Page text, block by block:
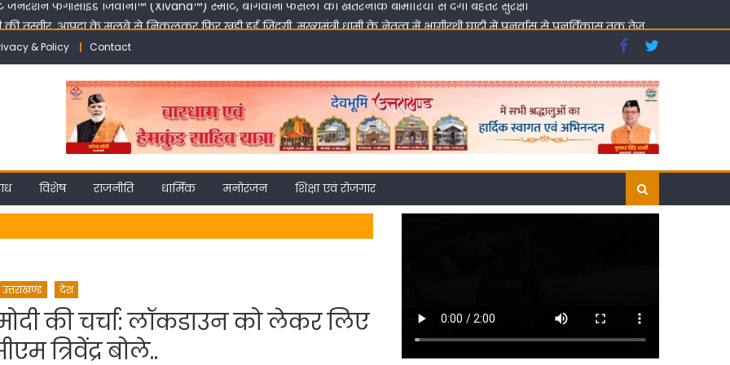
की तस्वीर, आपदा के मलबे से निकलकर फिर खड़ी हुई जिंदगी, मुख्यमंत्री धामी के नेतृत्व में भागीरथी घाटी में पुनर्वास से पुनर्विकास तक तेज
अपनी बात, एमडीडीए में हर महीने दो बार लगेगा ‘समाधान दिवस’
सख्ती, डीएम ने दी कड़ी चेतावनी
ने दायित्वधारियों से विकास और जनसेवा को सर्वोच्च प्राथमिकता देने का किया आह्वान
जेनरेशन फंगीसाइड जिवाना™️ (Xivana™️) स्मार्ट, बागवानी फसलों को खतरनाक बीमारियों से देगा बेहतर सुरक्षा
& Policy Contact
विशेष राजनीति धार्मिक मनोरंजन शिक्षा एवं रोजगार
उत्तराखण्ड देश
की चर्चा: लॉकडाउन को लेकर लिए
त्रिवेंद्र बोले..